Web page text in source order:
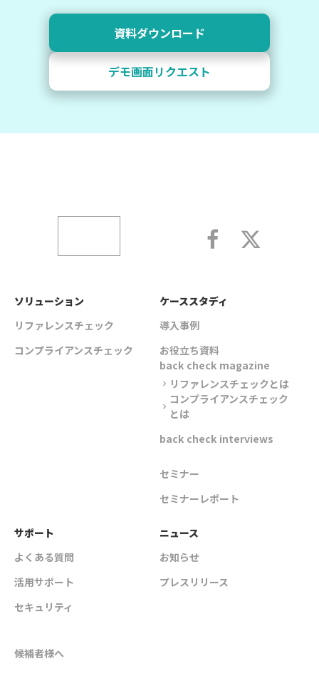
デモ画面リクエスト
資料ダウンロード
ソリューション
リファレンスチェック
コンプライアンスチェック
ケーススタディ
導入事例
お役立ち資料
back check magazine
chevron_right リファレンスチェックとは
chevron_right
コンプライアンスチェック
とは
back check interviews
セミナー
セミナーレポート
サポート
よくある質問
活用サポート
セキュリティ
ニュース
お知らせ
プレスリリース
候補者様へ